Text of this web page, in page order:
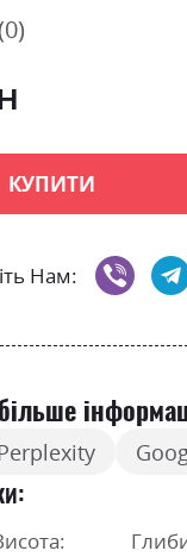
0
КУПИТИ
Нам: